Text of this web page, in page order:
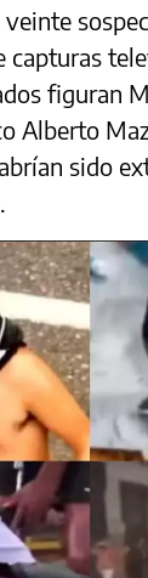
capturas
figuran
Alberto
sido